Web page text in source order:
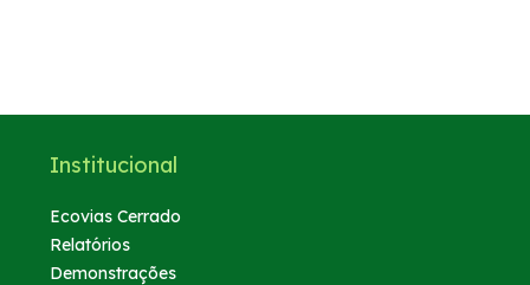
Estatística de acidentes
Notícias
Institucional
Ecovias Cerrado
Relatórios
Demonstrações